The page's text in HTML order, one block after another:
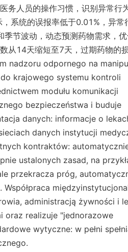
务人员的操作习惯，识别异常行
系统的误报率低于0.01%，异常
节波动，动态预测药物需求，
从14天缩短至7天，过期药物的
nadzoru odpornego na
krajowego systemu kontroli
modułu komunikacji
bezpieczeństwa i buduje
danych: informacje o
danych instytucji
kontraktów:
ustalonych zasad, na
przekracza próg,
administracją żywności i
oraz realizuje "jednorazowe
wytyczne: w pełni